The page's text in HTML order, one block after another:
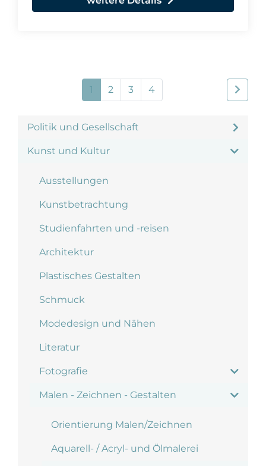
Politik und Gesellschaft
Kunst und Kultur
Ausstellungen
Kunstbetrachtung
Studienfahrten und -reisen
Architektur
Plastisches Gestalten
Schmuck
Modedesign und Nähen
Literatur
Fotografie
Malen - Zeichnen - Gestalten
Orientierung Malen/Zeichnen
Aquarell- / Acryl- und Ölmalerei
1 2 3 4